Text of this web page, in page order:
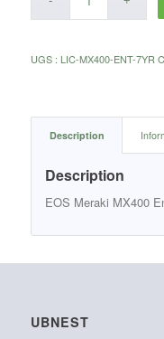
UGS : LIC-MX400-ENT-7YR
Description
Description
EOS Meraki MX400
UBNEST